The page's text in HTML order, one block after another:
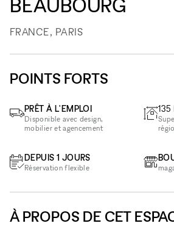
BEAUBOURG
FRANCE, PARIS
POINTS FORTS
PRÊT À L'EMPLOI
Disponible avec design,
mobilier et agencement
DEPUIS 1 JOURS
Réservation flexible
135
À PROPOS DE CET